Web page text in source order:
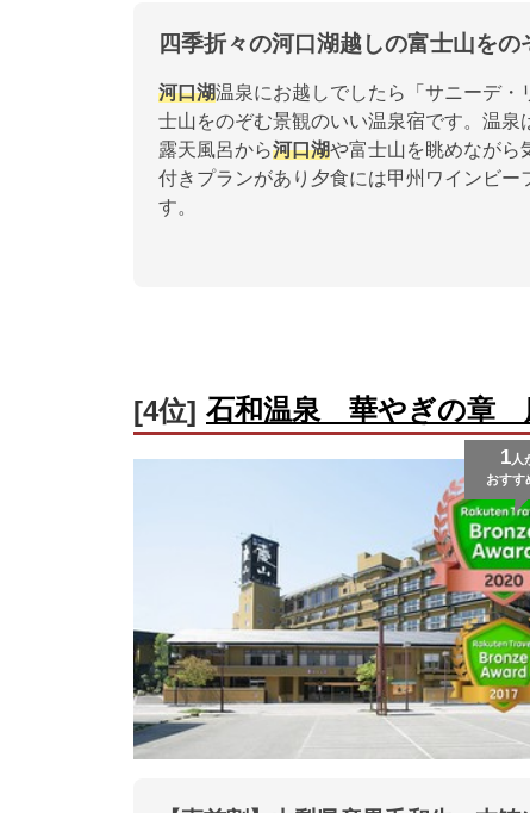
四季折々の河口湖越しの富士山をの
河口湖温泉にお越しでしたら「サニーデ
士山をのぞむ景観のいい温泉宿です。温
露天風呂から河口湖や富士山を眺めながら
付きプランがあり夕食には甲州ワインビ
す。
[4位] 石和温泉 華やぎの章
1人
おすす